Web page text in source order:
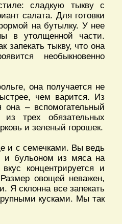
сладкую тыкву с
салата. Для готовки
на бутылку. У нее
в утолщенной части.
запекать тыкву, что она
необыкновенно
она получается не
чем варится. Из
– вспомогательный
трех обязательных
и зеленый горошек.
и с семечками. Вы ведь
и бульоном из мяса на
концентрируется и
овощей неважен,
Я склонна все запекать
кусками. Мы так